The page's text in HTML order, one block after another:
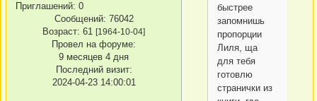
Приглашений: 0
Сообщений: 76042
Возраст: 61 [1964-10-04]
Провел на форуме:
9 месяцев 4 дня
Последний визит:
2024-04-23 14:00:01
быстрее
запомнишь
пропорции
Лиля, ща
для тебя
готовлю
странички из